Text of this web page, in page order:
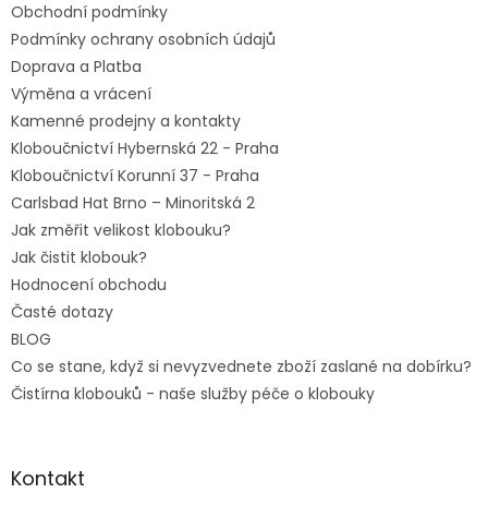
Obchodní podmínky
Podmínky ochrany osobních údajů
Doprava a Platba
Výměna a vrácení
Kamenné prodejny a kontakty
Kloboučnictví Hybernská 22 - Praha
Kloboučnictví Korunní 37 - Praha
Carlsbad Hat Brno – Minoritská 2
Jak změřit velikost klobouku?
Jak čistit klobouk?
Hodnocení obchodu
Časté dotazy
BLOG
Co se stane, když si nevyzvednete zboží zaslané na dobírku?
Čistírna klobouků - naše služby péče o klobouky
Kontakt